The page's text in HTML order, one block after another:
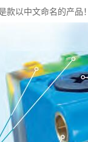
以中文命名的产品！